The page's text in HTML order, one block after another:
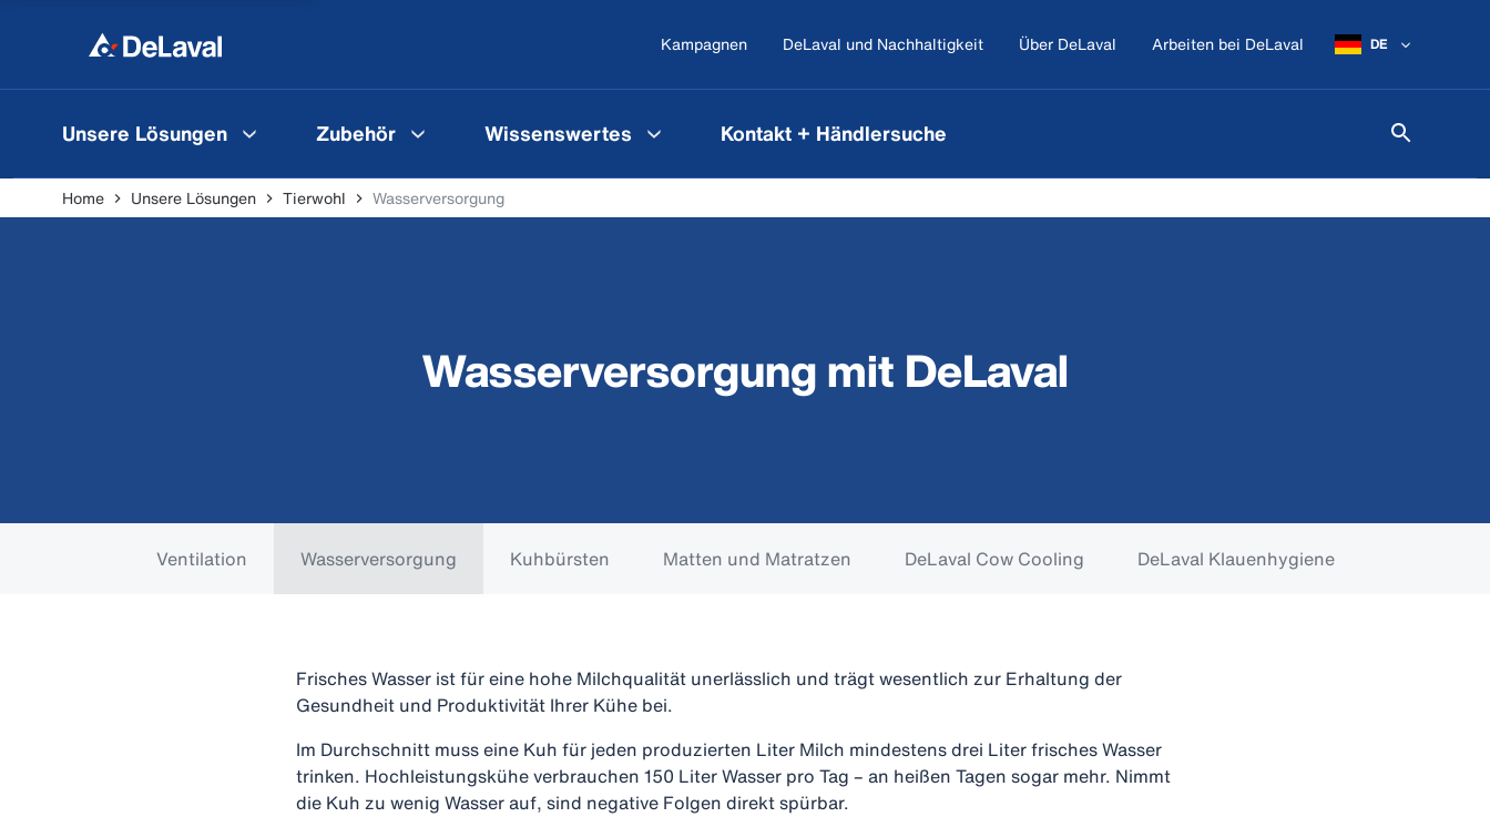
Kampagnen DeLaval und Nachhaltigkeit Über DeLaval Arbeiten bei DeLaval DE
Unsere Lösungen Zubehör Wissenswertes Kontakt + Händlersuche
Home Unsere Lösungen Tierwohl Wasserversorgung
Wasserversorgung mit DeLaval
Ventilation Wasserversorgung Kuhbürsten Matten und Matratzen DeLaval Cow Cooling DeLaval Klauenhygiene
Frisches Wasser ist für eine hohe Milchqualität unerlässlich und trägt wesentlich zur Erhaltung der
Gesundheit und Produktivität Ihrer Kühe bei.​
Im Durchschnitt muss eine Kuh für jeden produzierten Liter Milch mindestens drei Liter frisches Wasser
trinken. Hochleistungskühe verbrauchen 150 Liter Wasser pro Tag – an heißen Tagen sogar mehr. Nimmt
die Kuh zu wenig Wasser auf, sind negative Folgen direkt spürbar.